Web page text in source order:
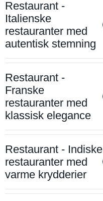
Restaurant -
Italienske
restauranter med
autentisk stemning
Restaurant -
Franske
restauranter med
klassisk elegance
Restaurant - Indiske
restauranter med
varme krydderier